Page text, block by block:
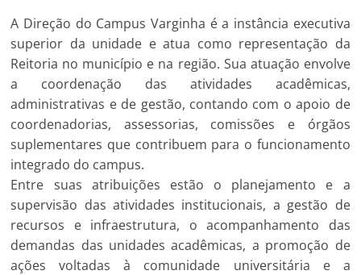
A Direção do Campus Varginha é a instância executiva
superior da unidade e atua como representação da
Reitoria no município e na região. Sua atuação envolve
a coordenação das atividades acadêmicas,
administrativas e de gestão, contando com o apoio de
coordenadorias, assessorias, comissões e órgãos
suplementares que contribuem para o funcionamento
integrado do campus.
Entre suas atribuições estão o planejamento e a
supervisão das atividades institucionais, a gestão de
recursos e infraestrutura, o acompanhamento das
demandas das unidades acadêmicas, a promoção de
ações voltadas à comunidade universitária e a